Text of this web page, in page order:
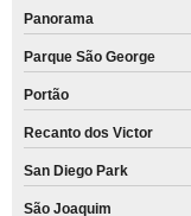
Panorama
Parque São George
Portão
Recanto dos Victor
San Diego Park
São Joaquim